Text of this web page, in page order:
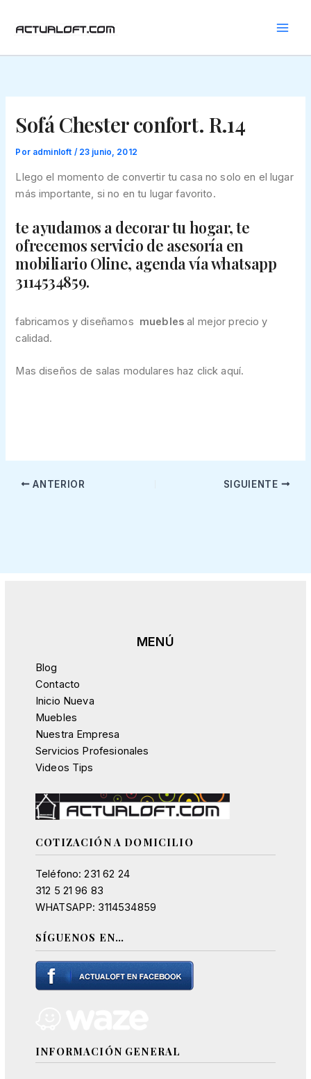
Sofá Chester confort. R.14
Por adminloft / 23 junio, 2012
Llego el momento de convertir tu casa no solo en el lugar
más importante, si no en tu lugar favorito.
te ayudamos a decorar tu hogar, te
ofrecemos servicio de asesoría en
mobiliario Oline, agenda vía whatsapp
3114534859.
fabricamos y diseñamos muebles al mejor precio y
calidad.
Mas diseños de salas modulares haz click aquí.
ANTERIOR SIGUIENTE
Blog
Contacto
Inicio Nueva
Muebles
Nuestra Empresa
Servicios Profesionales
Videos Tips
COTIZACIÓN A DOMICILIO
Teléfono: 231 62 24
312 5 21 96 83
WHATSAPP: 3114534859
SÍGUENOS EN…
INFORMACIÓN GENERAL